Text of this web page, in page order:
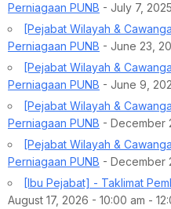
Perniagaan PUNB - July 7,
[Pejabat Wilayah &
Perniagaan PUNB - June 23,
[Pejabat Wilayah &
Perniagaan PUNB - June 9,
[Pejabat Wilayah &
Perniagaan PUNB - December
[Pejabat Wilayah &
Perniagaan PUNB - December
[Ibu Pejabat] - Taklimat
August 17, 2026 - 10:00 am -